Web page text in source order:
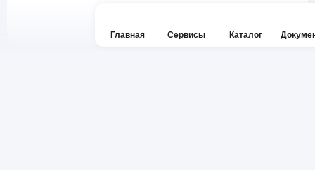
Главная Сервисы Каталог